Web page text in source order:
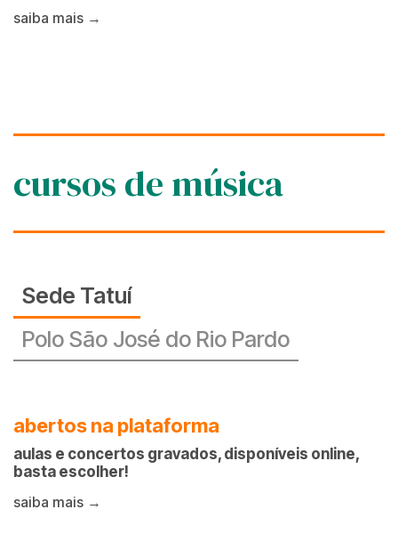
saiba mais →
cursos de música
Sede Tatuí
Polo São José do Rio Pardo
abertos na plataforma
aulas e concertos gravados, disponíveis online,
basta escolher!
saiba mais →